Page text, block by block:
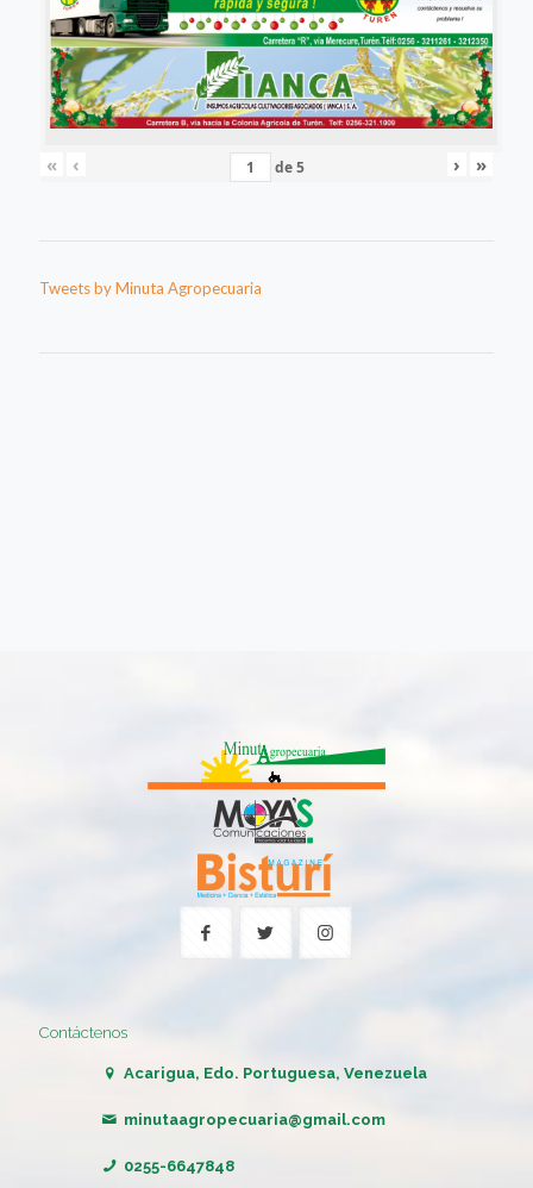
« ‹ de5 › »
Tweets by Minuta Agropecuaria
Contáctenos
Acarigua, Edo. Portuguesa, Venezuela
minutaagropecuaria@gmail.com
0255-6647848